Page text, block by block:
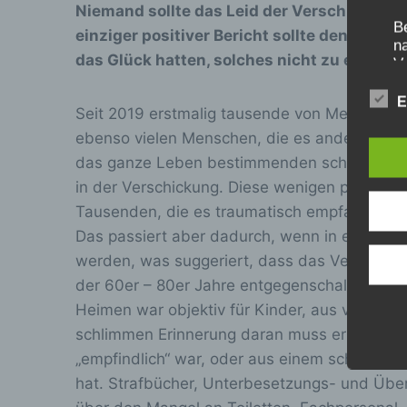
Niemand sollte das Leid der
einziger positiver Bericht sollte
das Glück hatten, solches nicht zu
Seit 2019 erstmalig tausende von
ebenso vielen Menschen, die es anders
das ganze Leben bestimmenden
in der Verschickung. Diese wenigen
Tausenden, die es traumatisch empfanden.
Das passiert aber dadurch, wenn in einer
werden, was suggeriert, dass das
der 60er – 80er Jahre entgegenschallt.
Heimen war objektiv für Kinder, aus
schlimmen Erinnerung daran muss ernst
„empfindlich“ war, oder aus einem
hat. Strafbücher, Unterbesetzungs- und